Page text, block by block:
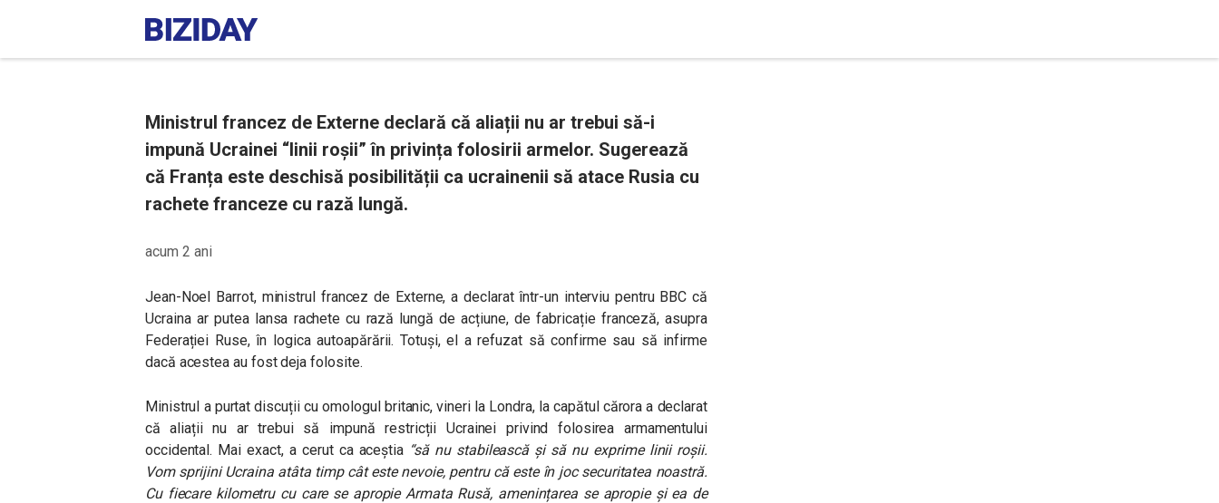
Ministrul francez de Externe declară că aliații nu ar trebui să-i
impună Ucrainei “linii roșii” în privința folosirii armelor. Sugerează
că Franța este deschisă posibilității ca ucrainenii să atace Rusia cu
rachete franceze cu rază lungă.
acum 2 ani
Jean-Noel Barrot, ministrul francez de Externe, a declarat într-un interviu pentru BBC că
Ucraina ar putea lansa rachete cu rază lungă de acțiune, de fabricație franceză, asupra
Federației Ruse, în logica autoapărării. Totuși, el a refuzat să confirme sau să infirme
dacă acestea au fost deja folosite.
Ministrul a purtat discuții cu omologul britanic, vineri la Londra, la capătul cărora a declarat
că aliații nu ar trebui să impună restricții Ucrainei privind folosirea armamentului
occidental. Mai exact, a cerut ca aceștia “să nu stabilească și să nu exprime linii roșii.
Vom sprijini Ucraina atâta timp cât este nevoie, pentru că este în joc securitatea noastră.
Cu fiecare kilometru cu care se apropie Armata Rusă, amenințarea se apropie și ea de